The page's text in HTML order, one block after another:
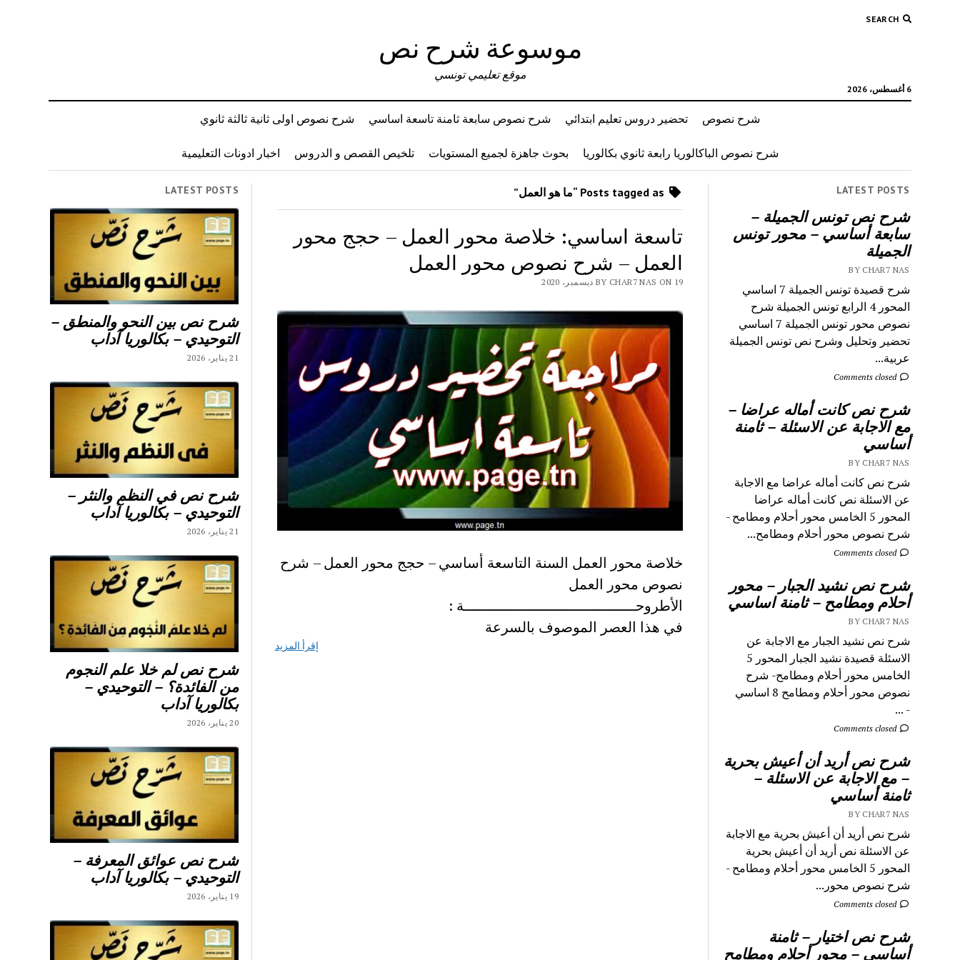
SEARCH
موسوعة شرح نص
6 أغسطس، 2026
موقع تعليمي تونسي
شرح نصوص تحضير دروس تعليم ابتدائي شرح نصوص سابعة ثامنة تاسعة اساسي شرح نصوص اولى ثانية ثالثة ثانوي
شرح نصوص الباكالوريا رابعة ثانوي بكالوريا بحوث جاهزة لجميع المستويات تلخيص القصص و الدروس اخبار ادونات التعليمية
LATEST POSTS
شرح نص تونس الجميلة –
سابعة أساسي – محور تونس
الجميلة
BY CHAR7 NAS
شرح قصيدة تونس الجميلة 7 اساسي
المحور 4 الرابع تونس الجميلة شرح
نصوص محور تونس الجميلة 7 اساسي
تحضير وتحليل وشرح نص تونس الجميلة
عربية...
Comments closed
شرح نص كانت أماله عراضا –
مع الاجابة عن الاسئلة – ثامنة
أساسي
BY CHAR7 NAS
شرح نص كانت أماله عراضا مع الاجابة
عن الاسئلة نص كانت أماله عراضا
المحور 5 الخامس محور أحلام ومطامح -
شرح نصوص محور أحلام ومطامح...
Comments closed
شرح نص نشيد الجبار – محور
أحلام ومطامح – ثامنة اساسي
BY CHAR7 NAS
شرح نص نشيد الجبار مع الاجابة عن
الاسئلة قصيدة نشيد الجبار المحور 5
الخامس محور أحلام ومطامح- شرح
نصوص محور أحلام ومطامح 8 اساسي
- ...
Comments closed
شرح نص أريد أن أعيش بحرية
– مع الاجابة عن الاسئلة –
ثامنة أساسي
BY CHAR7 NAS
شرح نص أريد أن أعيش بحرية مع الاجابة
عن الاسئلة نص أريد أن أعيش بحرية
المحور 5 الخامس محور أحلام ومطامح -
شرح نصوص محور...
Comments closed
شرح نص اختيار – ثامنة
أساسي – محور أحلام ومطامح
تاسعة اساسي: خلاصة محور العمل – حجج محور
العمل – شرح نصوص محور العمل
BY CHAR7 NAS ON 19 ديسمبر، 2020
خلاصة محور العمل السنة التاسعة أساسي – حجج محور العمل – شرح
نصوص محور العمل
الأطروحــــــــــــــــــــــــــــــــــــــــة :
في هذا العصر الموصوف بالسرعة
إقرأ المزيد
LATEST POSTS
شرح نص بين النحو والمنطق –
التوحيدي – بكالوريا آداب
21 يناير، 2026
شرح نص في النظم والنثر –
التوحيدي – بكالوريا آداب
21 يناير، 2026
شرح نص لم خلا علم النجوم
من الفائدة؟ – التوحيدي –
بكالوريا آداب
20 يناير، 2026
شرح نص عوائق المعرفة –
التوحيدي – بكالوريا آداب
19 يناير، 2026